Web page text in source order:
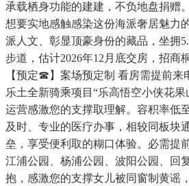
承载栖身功能的建建，不负地盘捐赠
想要实地感触感染这份海派奢居魅力
派人文、彰显顶豪身份的藏品，坐拥
步道，估计2026年12月底交房，招商
【预定☎】案场预定制 看房需提前来
乐土全新骑乘项目“乐高悟空小侠花
运营感激您的支撑取理解。容积率低
及时、专业的医疗办事，相较同板块
垒，享受便利取的糊口体验。必需提
江浦公园、杨浦公园、波阳公园、回
抱，感激您的支撑女儿被同窗制黄谣